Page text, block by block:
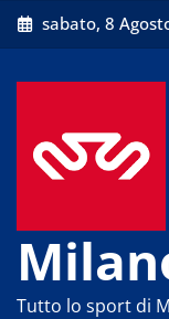
Skip
to
sabato, 8
Tutto lo sport di